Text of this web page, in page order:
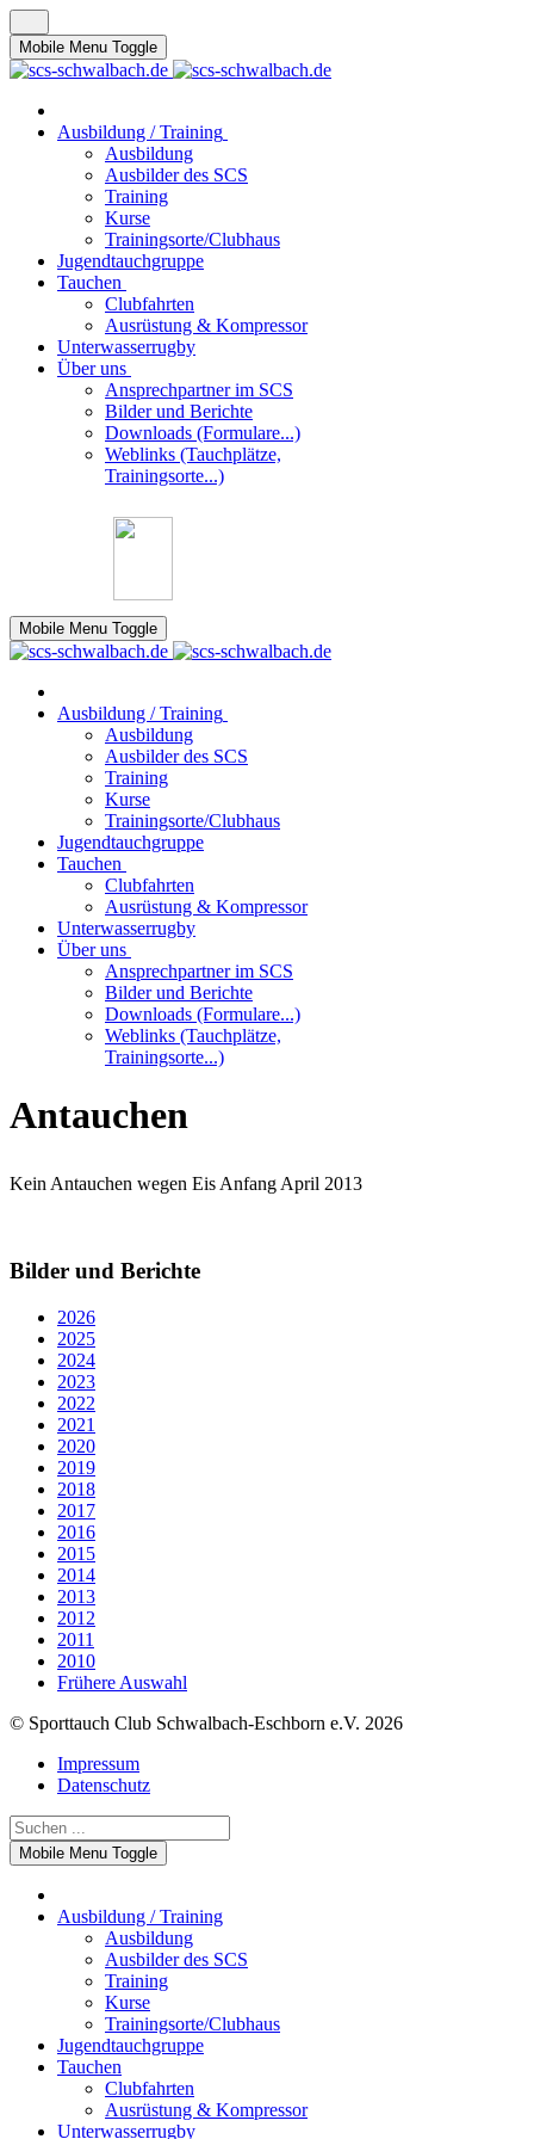
Mobile Menu Toggle
Ausbildung / Training
Ausbildung
Ausbilder des SCS
Training
Kurse
Trainingsorte/Clubhaus
Jugendtauchgruppe
Tauchen
Clubfahrten
Ausrüstung & Kompressor
Unterwasserrugby
Über uns
Ansprechpartner im SCS
Bilder und Berichte
Downloads (Formulare...)
Weblinks (Tauchplätze,
Trainingsorte...)
Mobile Menu Toggle
Ausbildung / Training
Ausbildung
Ausbilder des SCS
Training
Kurse
Trainingsorte/Clubhaus
Jugendtauchgruppe
Tauchen
Clubfahrten
Ausrüstung & Kompressor
Unterwasserrugby
Über uns
Ansprechpartner im SCS
Bilder und Berichte
Downloads (Formulare...)
Weblinks (Tauchplätze,
Trainingsorte...)
Antauchen
Kein Antauchen wegen Eis Anfang April 2013
Bilder und Berichte
2026
2025
2024
2023
2022
2021
2020
2019
2018
2017
2016
2015
2014
2013
2012
2011
2010
Frühere Auswahl
© Sporttauch Club Schwalbach-Eschborn e.V. 2026
Impressum
Datenschutz
Mobile Menu Toggle
Ausbildung / Training
Ausbildung
Ausbilder des SCS
Training
Kurse
Trainingsorte/Clubhaus
Jugendtauchgruppe
Tauchen
Clubfahrten
Ausrüstung & Kompressor
Unterwasserrugby